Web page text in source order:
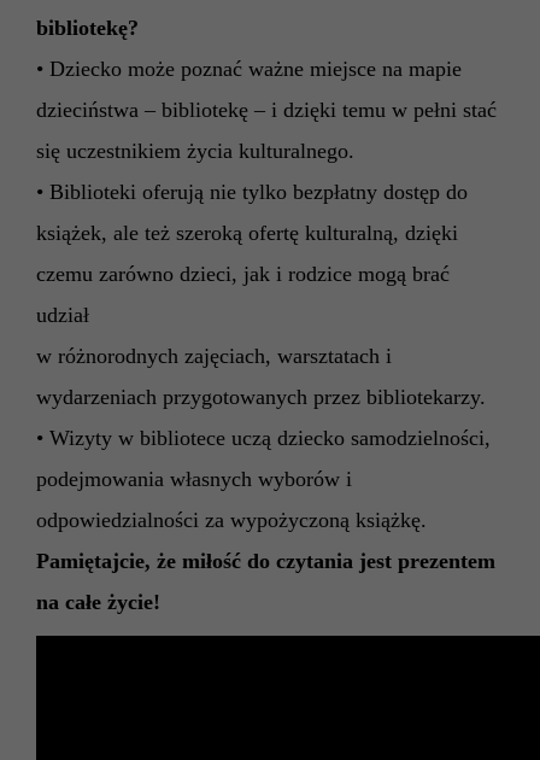
bibliotekę?
• Dziecko może poznać ważne miejsce na mapie
dzieciństwa – bibliotekę – i dzięki temu w pełni stać
się uczestnikiem życia kulturalnego.
• Biblioteki oferują nie tylko bezpłatny dostęp do
książek, ale też szeroką ofertę kulturalną, dzięki
czemu zarówno dzieci, jak i rodzice mogą brać
udział
w różnorodnych zajęciach, warsztatach i
wydarzeniach przygotowanych przez bibliotekarzy.
• Wizyty w bibliotece uczą dziecko samodzielności,
podejmowania własnych wyborów i
odpowiedzialności za wypożyczoną książkę.
Pamiętajcie, że miłość do czytania jest prezentem
na całe życie!